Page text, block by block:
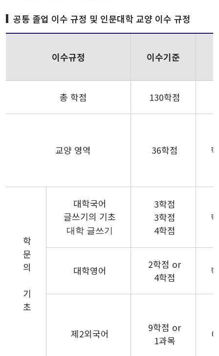
공통 졸업 이수 규정 및 인문대학 교양 이수 규정
이수규정 이수기준
총 학점 130학점
교양 영역 36학점
학
문
의
기
초
대학국어
글쓰기의 기초
대학 글쓰기
3학점
3학점
4학점
대학영어
2학점 or
4학점
제2외국어
9학점 or
1과목